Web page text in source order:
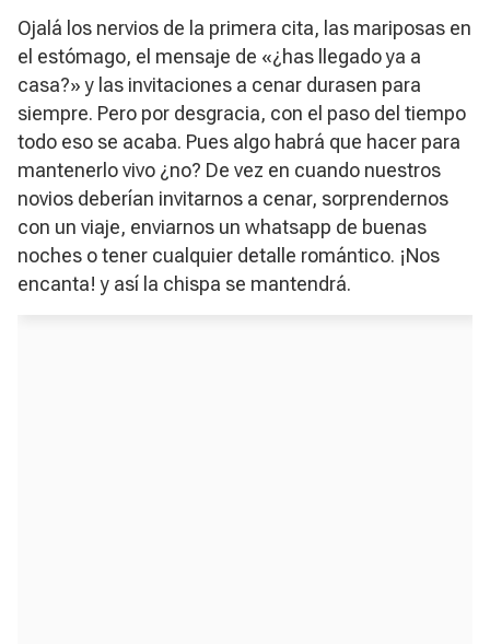
Ojalá los nervios de la primera cita, las mariposas en
el estómago, el mensaje de «¿has llegado ya a
casa?» y las invitaciones a cenar durasen para
siempre. Pero por desgracia, con el paso del tiempo
todo eso se acaba. Pues algo habrá que hacer para
mantenerlo vivo ¿no? De vez en cuando nuestros
novios deberían invitarnos a cenar, sorprendernos
con un viaje, enviarnos un whatsapp de buenas
noches o tener cualquier detalle romántico. ¡Nos
encanta! y así la chispa se mantendrá.